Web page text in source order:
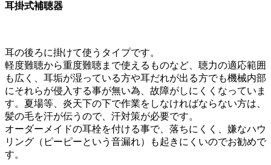
耳掛式補聴器
耳の後ろに掛けて使うタイプです。
軽度難聴から重度難聴まで使えるものなど、聴力の適応範囲
も広く、耳垢が湿っている方や耳だれが出る方でも機械内部
にそれらが侵入する事が無い為、故障がしにくくなっていま
す。夏場等、炎天下の下で作業をしなければならない方は、
髪の毛を汗が伝うので、汗対策が必要です。
オーダーメイドの耳栓を付ける事で、落ちにくく、嫌なハウ
リング（ピーピーという音漏れ）も起きにくいのでお勧めで
す。